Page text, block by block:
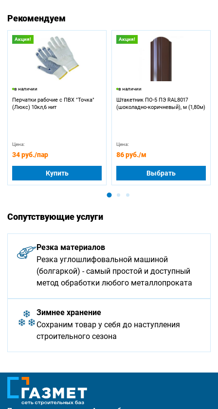
Рекомендуем
Акция!
в наличии
Перчатки рабочие с ПВХ "Точка"
(Люкс) 10кл,6 нит
Цена:
34 руб./пар
Купить
Акция!
в наличии
Штакетник ПО-5 ПЭ RAL8017
(шоколадно-коричневый), м (1,80м)
Цена:
86 руб./м
Выбрать
Сопутствующие услуги
Резка материалов
Резка углошлифовальной машиной
(болгаркой) - самый простой и доступный
метод обработки любого металлопроката
Зимнее хранение
Сохраним товар у себя до наступления
строительного сезона